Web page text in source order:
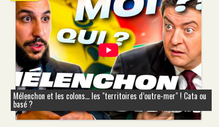
Mélenchon et les colons... les "territoires d’outre-mer" ! Cata ou
basé ?